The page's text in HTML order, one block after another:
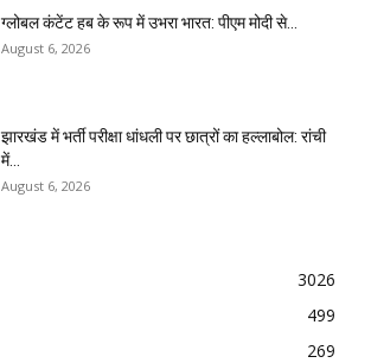
ग्लोबल कंटेंट हब के रूप में उभरा भारत: पीएम मोदी से...
August 6, 2026
झारखंड में भर्ती परीक्षा धांधली पर छात्रों का हल्लाबोल: रांची
में...
August 6, 2026
3026
499
269